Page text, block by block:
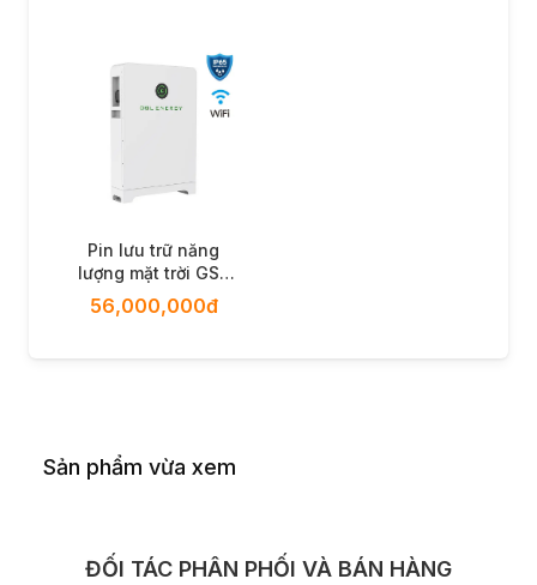
Pin lưu trữ năng
lượng mặt trời GSL
Energy GSL051314A-
B-GBP2F
56,000,000đ
Sản phẩm vừa xem
ĐỐI TÁC PHÂN PHỐI VÀ BÁN HÀNG